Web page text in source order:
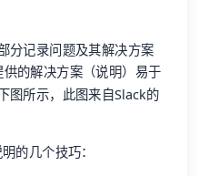
分记录问题及其解决方案
供的解决方案（说明）易于
图所示，此图来自Slack的
的几个技巧：